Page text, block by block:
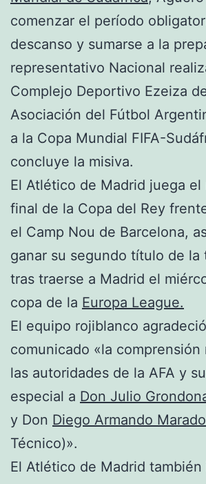
comenzar el período
descanso y sumarse a la
representativo Nacional
Complejo Deportivo Ezeiza
Asociación del Fútbol
a la Copa Mundial FIFA-
concluye la misiva.
El Atlético de Madrid juega el
final de la Copa del Rey
el Camp Nou de Barcelona,
ganar su segundo título de la
tras traerse a Madrid el
copa de la Europa League.
El equipo rojiblanco
comunicado «la comprensión
las autoridades de la AFA y
especial a Don Julio
y Don Diego Armando
Técnico)».
El Atlético de Madrid